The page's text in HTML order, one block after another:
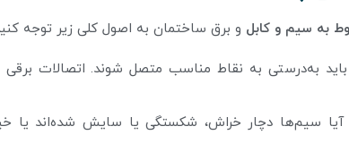
به سیم و کابل و برق ساختمان به اصول کلی زیر توجه
به‌درستی به نقاط مناسب متصل شوند. اتصالات
سیم‌ها دچار خراش، شکستگی یا سایش شده‌اند یا